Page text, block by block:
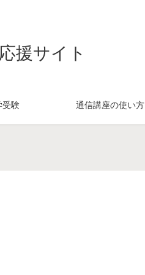
援サイト
受験 通信講座の使い方